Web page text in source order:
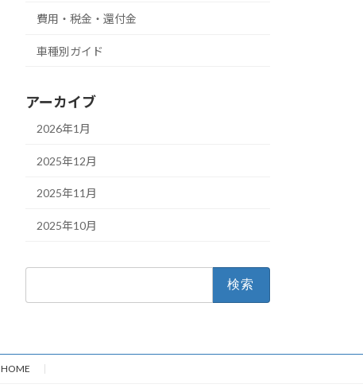
費用・税金・還付金
車種別ガイド
アーカイブ
2026年1月
2025年12月
2025年11月
2025年10月
HOME